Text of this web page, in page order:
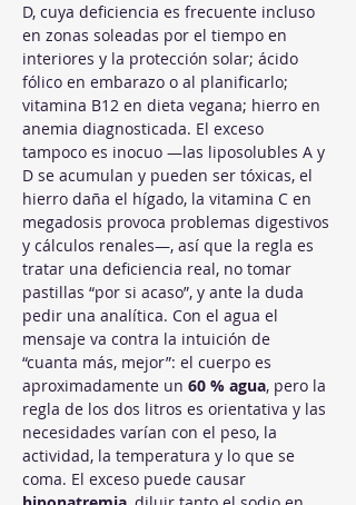
D, cuya deficiencia es frecuente incluso
en zonas soleadas por el tiempo en
interiores y la protección solar; ácido
fólico en embarazo o al planificarlo;
vitamina B12 en dieta vegana; hierro en
anemia diagnosticada. El exceso
tampoco es inocuo —las liposolubles A y
D se acumulan y pueden ser tóxicas, el
hierro daña el hígado, la vitamina C en
megadosis provoca problemas digestivos
y cálculos renales—, así que la regla es
tratar una deficiencia real, no tomar
pastillas “por si acaso”, y ante la duda
pedir una analítica. Con el agua el
mensaje va contra la intuición de
“cuanta más, mejor”: el cuerpo es
aproximadamente un 60 % agua, pero la
regla de los dos litros es orientativa y las
necesidades varían con el peso, la
actividad, la temperatura y lo que se
coma. El exceso puede causar